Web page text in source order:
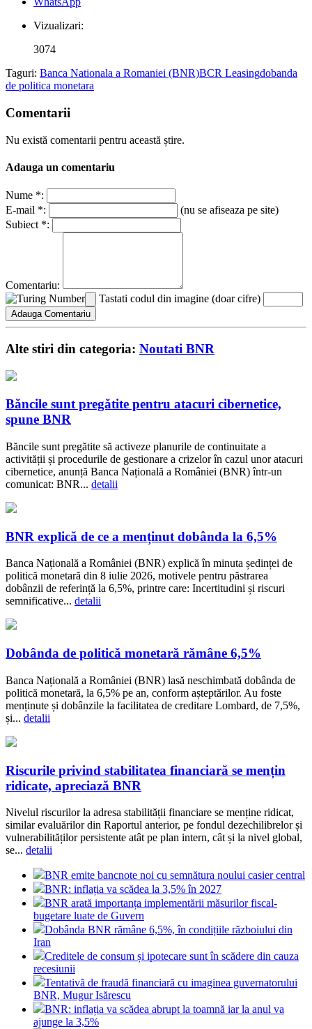
Vizualizari:
3074
Taguri: Banca Nationala a Romaniei (BNR)BCR Leasingdobanda
de politica monetara
Comentarii
Nu există comentarii pentru această știre.
Adauga un comentariu
Nume *:
E-mail *:
(nu se afiseaza pe site)
Subiect *:
Comentariu:
Tastati codul din imagine (doar cifre)
Alte stiri din categoria: Noutati BNR
Băncile sunt pregătite pentru atacuri cibernetice,
spune BNR
Băncile sunt pregătite să activeze planurile de continuitate a
activității și procedurile de gestionare a crizelor în cazul unor atacuri
cibernetice, anunță Banca Națională a României (BNR) într-un
comunicat: BNR... detalii
BNR explică de ce a menținut dobânda la 6,5%
Banca Națională a României (BNR) explică în minuta ședinței de
politică monetară din 8 iulie 2026, motivele pentru păstrarea
dobânzii de referință la 6,5%, printre care: Incertitudini și riscuri
semnificative... detalii
Dobânda de politică monetară rămâne 6,5%
Banca Națională a României (BNR) lasă neschimbată dobânda de
politică monetară, la 6,5% pe an, conform așteptărilor. Au foste
menținute și dobânzile la facilitatea de creditare Lombard, de 7,5%,
și... detalii
Riscurile privind stabilitatea financiară se mențin
ridicate, apreciază BNR
Nivelul riscurilor la adresa stabilității financiare se menține ridicat,
similar evaluărilor din Raportul anterior, pe fondul dezechilibrelor și
vulnerabilităților persistente atât pe plan intern, cât și la nivel global,
se... detalii
BNR emite bancnote noi cu semnătura noului casier central
BNR: inflația va scădea la 3,5% în 2027
BNR arată importanța implementării măsurilor fiscal-
bugetare luate de Guvern
Dobânda BNR rămâne 6,5%, în condițiile războiului din
Iran
Creditele de consum și ipotecare sunt în scădere din cauza
recesiunii
Tentativă de fraudă financiară cu imaginea guvernatorului
BNR, Mugur Isărescu
BNR: inflația va scădea abrupt la toamnă iar la anul va
ajunge la 3,5%